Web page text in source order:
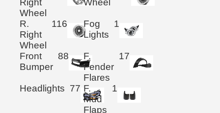
Right
Wheel
Wheel
R.
Right
Wheel
116
Fog
Lights
1
Front
Bumper
88
F.
Fender
Flares
17
Headlights 77 F.
Mud
Flaps
1